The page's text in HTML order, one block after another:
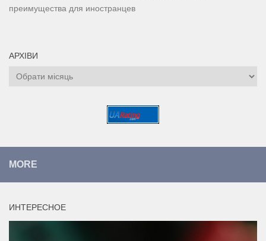
преимущества для иностранцев
АРХІВИ
Архіви
MORE
ИНТЕРЕСНОЕ